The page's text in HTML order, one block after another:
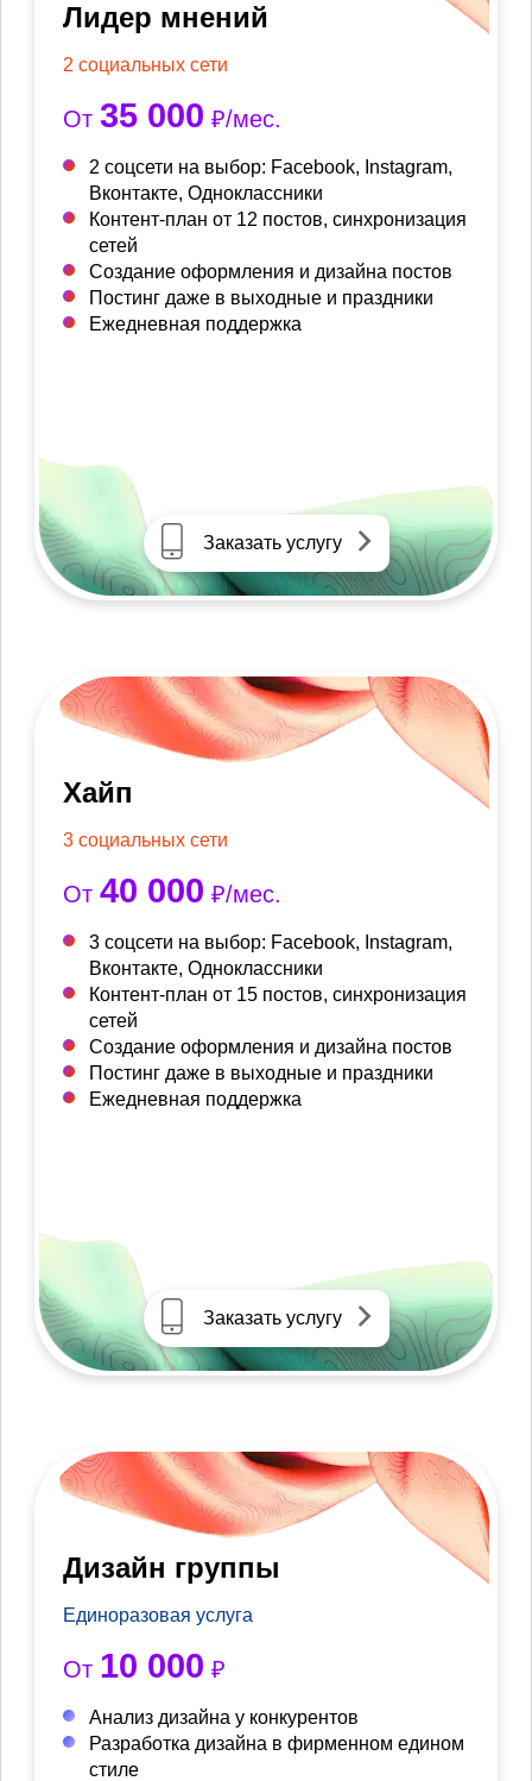
Лидер мнений
2 социальных сети
От 35 000 ₽/мес.
2 соцсети на выбор: Facebook, Instagram,
Вконтакте, Одноклассники
Контент-план от 12 постов, синхронизация
сетей
Создание оформления и дизайна постов
Постинг даже в выходные и праздники
Ежедневная поддержка
Заказать услугу
Хайп
3 социальных сети
От 40 000 ₽/мес.
3 соцсети на выбор: Facebook, Instagram,
Вконтакте, Одноклассники
Контент-план от 15 постов, синхронизация
сетей
Создание оформления и дизайна постов
Постинг даже в выходные и праздники
Ежедневная поддержка
Заказать услугу
Дизайн группы
Единоразовая услуга
От 10 000 ₽
Анализ дизайна у конкурентов
Разработка дизайна в фирменном едином
стиле